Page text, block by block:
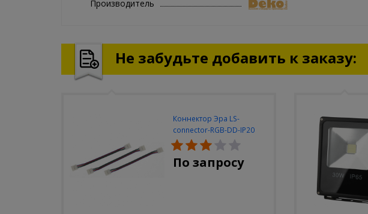
Производитель
Не забудьте добавить к заказу:
Коннектор Эра LS-
connector-RGB-DD-IP20
(3шт/уп)
По запросу